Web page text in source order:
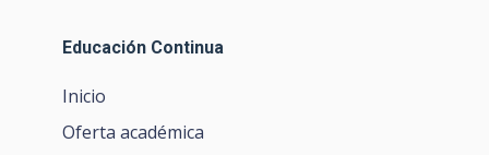
Educación Continua
Inicio
Oferta académica